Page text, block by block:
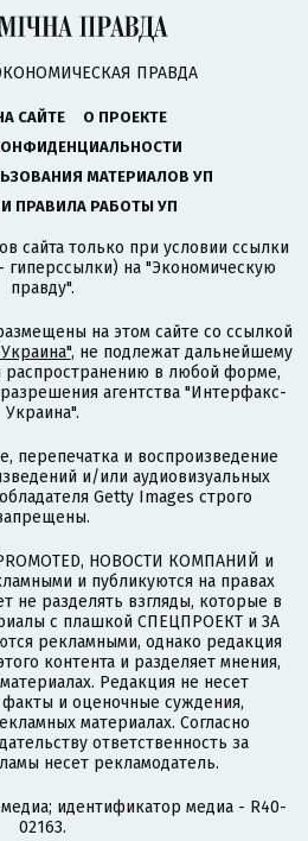
ПРАВДА
САЙТЕ
О ПРОЕКТЕ
МАТЕРИАЛОВ УП
ПРАВИЛА РАБОТЫ УП
сайта только при условии ссылки
гиперссылки) на "Экономическую
правду".
на этом сайте со ссылкой
, не подлежат дальнейшему
в любой форме,
агентства "Интерфакс-
Украина".
перепечатка и воспроизведение
и/или аудиовизуальных
Getty Images строго
НОВОСТИ КОМПАНИЙ и
и публикуются на правах
не разделять взгляды, которые в
с плашкой СПЕЦПРОЕКТ и ЗА
рекламными, однако редакция
контента и разделяет мнения,
Редакция не несет
факты и оценочные суждения,
материалах. Согласно
ответственность за
несет рекламодатель.
идентификатор медиа - R40-
02163.